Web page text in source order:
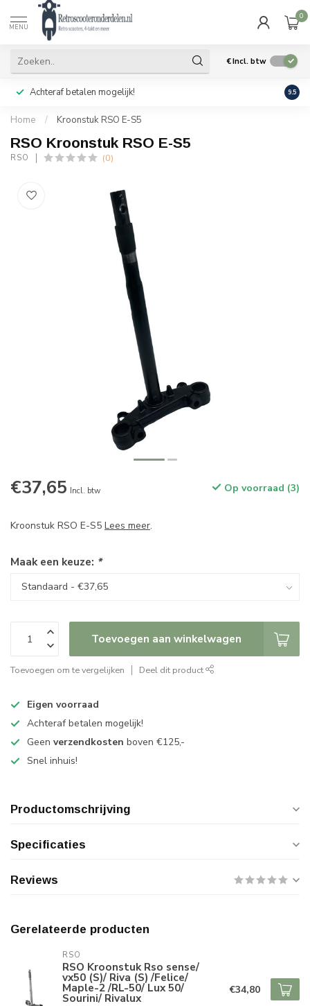
MENU
0
€Incl. btw
Achteraf betalen mogelijk! Geen
9.5
Home / Kroonstuk RSO E-S5
RSO Kroonstuk RSO E-S5
RSO (0)
€37,65 Incl. btw Op voorraad (3)
Kroonstuk RSO E-S5 Lees meer.
Maak een keuze: *
Toevoegen aan winkelwagen
Toevoegen om te vergelijken Deel dit product
Eigen voorraad
Achteraf betalen mogelijk!
Geen verzendkosten boven €125,-
Snel inhuis!
Productomschrijving
Specificaties
Reviews
Gerelateerde producten
RSO
RSO Kroonstuk Rso sense/
vx50 (S)/ Riva (S) /Felice/
Maple-2 /RL-50/ Lux 50/
Sourini/ Rivalux
€34,80